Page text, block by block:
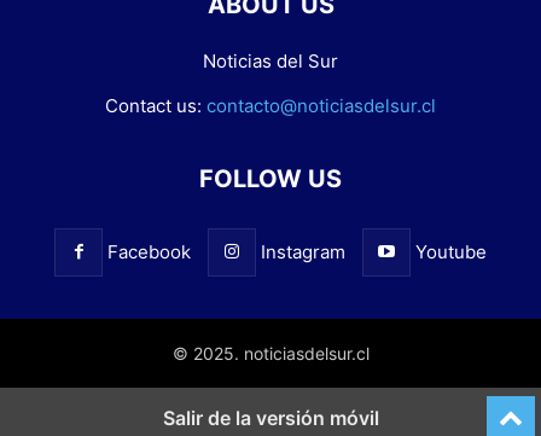
Noticias del Sur
Contact us: contacto@noticiasdelsur.cl
FOLLOW US
Facebook Instagram Youtube
© 2025. noticiasdelsur.cl
Salir de la versión móvil